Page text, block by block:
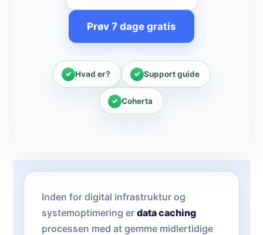
Prøv 7 dage gratis
Hvad er? Support guide
Coherta
Inden for digital infrastruktur og
systemoptimering er data caching
processen med at gemme midlertidige